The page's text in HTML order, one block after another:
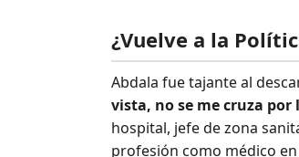
¿Vuelve a la
Abdala fue tajante al
vista, no se me cruza por
hospital, jefe de zona
profesión como médico